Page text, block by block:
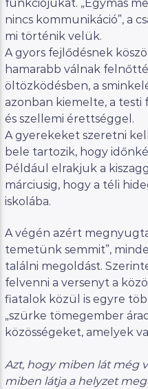
funkciójukat. „Egymás
nincs kommunikáció”, a
mi történik velük.
A gyors fejlődésnek
hamarabb válnak
öltözködésben, a
azonban kiemelte, a testi
és szellemi érettséggel.
A gyerekeket szeretni
bele tartozik, hogy
Például elrakjuk a
márciusig, hogy a téli
iskolába.
A végén azért
temetünk semmit”,
találni megoldást.
felvenni a versenyt a
fiatalok közül is egyre
„szürke tömegember
közösségeket, amelyek
Azt, hogy miben lát még
miben látja a helyzet